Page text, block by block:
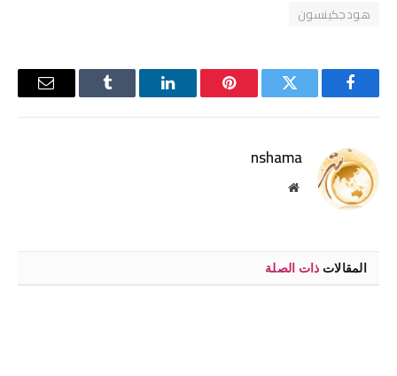
هودجكينسون
فيسبوك تويتر بينتيريستلينكدإن Tumblr
البريد
nshama
موقع
المقالات ذات الصلة